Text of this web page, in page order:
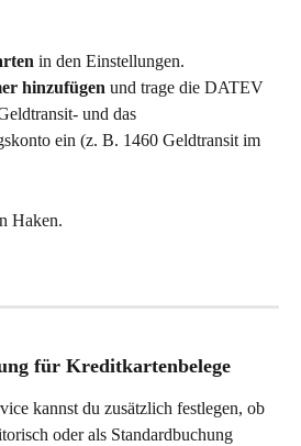
in den Einstellungen.
hinzufügen und trage die DATEV
und das
ein (z. B. 1460 Geldtransit im
Haken.
für Kreditkartenbelege
kannst du zusätzlich festlegen, ob
oder als Standardbuchung